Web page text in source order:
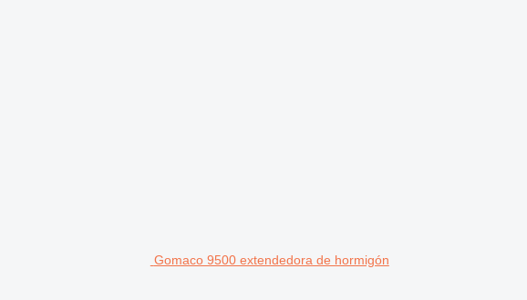
Gomaco 9500 extendedora de hormigón